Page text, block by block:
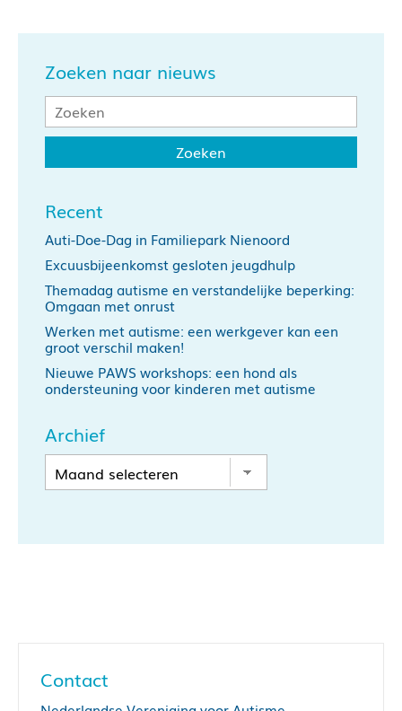
Zoeken naar nieuws
Recent
Auti-Doe-Dag in Familiepark Nienoord
Excuusbijeenkomst gesloten jeugdhulp
Themadag autisme en verstandelijke beperking:
Omgaan met onrust
Werken met autisme: een werkgever kan een
groot verschil maken!
Nieuwe PAWS workshops: een hond als
ondersteuning voor kinderen met autisme
Archief
Contact